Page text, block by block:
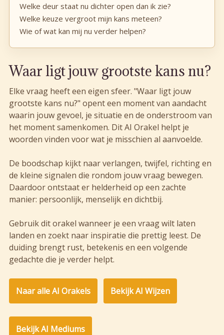
Welke deur staat nu dichter open dan ik zie?
Welke keuze vergroot mijn kans meteen?
Wie of wat kan mij nu verder helpen?
Waar ligt jouw grootste kans nu?
Elke vraag heeft een eigen sfeer. "Waar ligt jouw
grootste kans nu?" opent een moment van aandacht
waarin jouw gevoel, je situatie en de onderstroom van
het moment samenkomen. Dit AI Orakel helpt je
woorden vinden voor wat je misschien al aanvoelde.
De boodschap kijkt naar verlangen, twijfel, richting en
de kleine signalen die rondom jouw vraag bewegen.
Daardoor ontstaat er helderheid op een zachte
manier: persoonlijk, menselijk en dichtbij.
Gebruik dit orakel wanneer je een vraag wilt laten
landen en zoekt naar inspiratie die prettig leest. De
duiding brengt rust, betekenis en een volgende
gedachte die je verder helpt.
Naar alle AI Orakels Bekijk AI Wijzen
Bekijk AI Mediums